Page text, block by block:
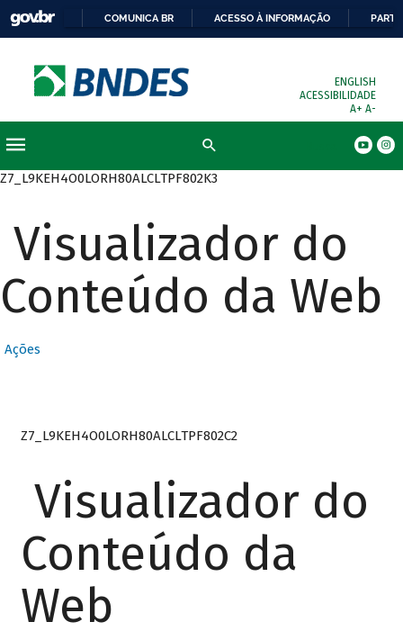
COMUNICA BR ACESSO À INFORMAÇÃO
ENGLISH
ACESSIBILIDADE
A+ A-
Z7_L9KEH4O0LORH80ALCLTPF802K3
Visualizador do
Conteúdo da Web
Ações
Z7_L9KEH4O0LORH80ALCLTPF802C2
Visualizador do
Conteúdo da
Web